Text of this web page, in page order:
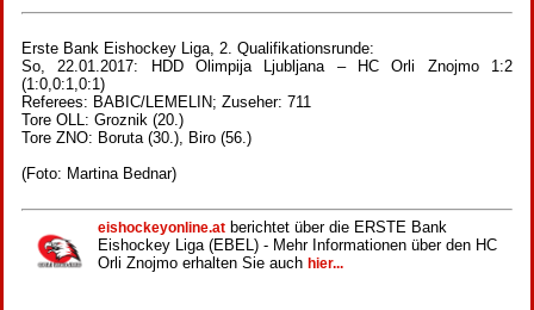
Erste Bank Eishockey Liga, 2. Qualifikationsrunde:
So, 22.01.2017: HDD Olimpija Ljubljana – HC Orli Znojmo 1:2
(1:0,0:1,0:1)
Referees: BABIC/LEMELIN; Zuseher: 711
Tore OLL: Groznik (20.)
Tore ZNO: Boruta (30.), Biro (56.)
(Foto: Martina Bednar)
eishockeyonline.at berichtet über die ERSTE Bank
Eishockey Liga (EBEL) - Mehr Informationen über den HC
Orli Znojmo erhalten Sie auch hier...